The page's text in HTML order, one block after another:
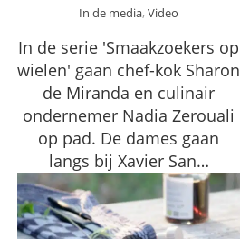
In de media,Video
In de serie 'Smaakzoekers op
wielen' gaan chef-kok Sharon
de Miranda en culinair
ondernemer Nadia Zerouali
op pad. De dames gaan
langs bij Xavier San…
Fruitsalade met